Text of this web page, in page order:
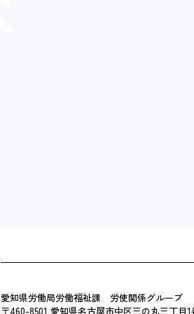
愛知県労働局労働福祉課 労使関係グループ
〒460-8501 愛知県名古屋市中区三の丸三丁目1